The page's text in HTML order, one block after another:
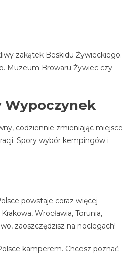
zakątek Beskidu Żywieckiego.
Muzeum Browaru Żywiec czy
Wypoczynek
codziennie zmieniając miejsce
Spory wybór kempingów i
powstaje coraz więcej
Wrocławia, Torunia,
zaoszczędzisz na noclegach!
kamperem. Chcesz poznać